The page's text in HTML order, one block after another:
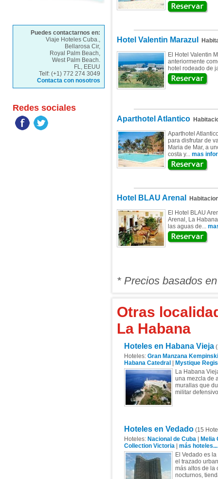
Hotel Valentin Marazul
El Hotel Valentin
anteriormente
hotel rodeado de
Aparthotel Atlantico
Aparthotel
para disfrutar de
Maria de Mar, a
costa y... mas
Hotel BLAU Arenal
El Hotel BLAU
Arenal, La
las aguas de...
* Precios basados
Otras
La Habana
Hoteles en Habana Vieja
Hoteles: Gran Manzana Kempinski
Habana Catedral
Mystique
La Habana
una mezcla de
murallas que
militar
Hoteles en Vedado(15
Hoteles: Nacional de Cuba|
Melia
Collection Victoria| más hoteles...
El Vedado es
el trazado
más altos de la
nocturnos,
Puedes contactarnos en:
Viaje Hoteles Cuba.,
Bellarosa Cir,
Royal Palm Beach,
West Palm Beach.
FL, EEUU
Telf: (+1) 772 274 3049
Contacta con nosotros
Redes sociales